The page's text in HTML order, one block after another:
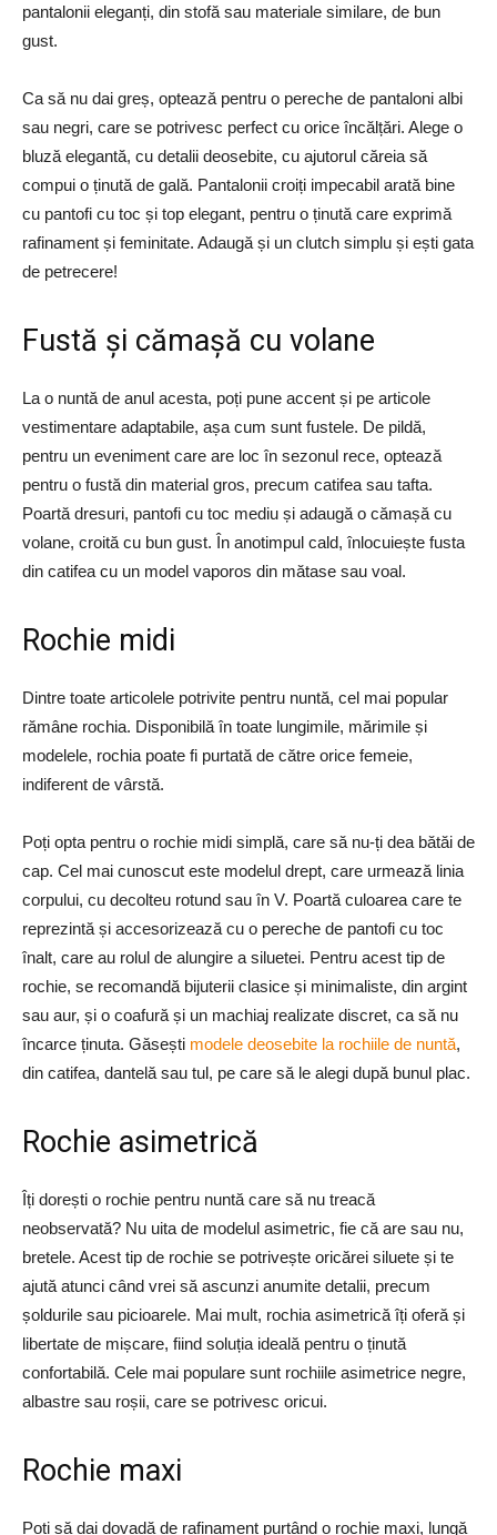
pantalonii eleganți, din stofă sau materiale similare, de bun
gust.
Ca să nu dai greș, optează pentru o pereche de pantaloni albi
sau negri, care se potrivesc perfect cu orice încălțări. Alege o
bluză elegantă, cu detalii deosebite, cu ajutorul căreia să
compui o ținută de gală. Pantalonii croiți impecabil arată bine
cu pantofi cu toc și top elegant, pentru o ținută care exprimă
rafinament și feminitate. Adaugă și un clutch simplu și ești gata
de petrecere!
Fustă și cămașă cu volane
La o nuntă de anul acesta, poți pune accent și pe articole
vestimentare adaptabile, așa cum sunt fustele. De pildă,
pentru un eveniment care are loc în sezonul rece, optează
pentru o fustă din material gros, precum catifea sau tafta.
Poartă dresuri, pantofi cu toc mediu și adaugă o cămașă cu
volane, croită cu bun gust. În anotimpul cald, înlocuiește fusta
din catifea cu un model vaporos din mătase sau voal.
Rochie midi
Dintre toate articolele potrivite pentru nuntă, cel mai popular
rămâne rochia. Disponibilă în toate lungimile, mărimile și
modelele, rochia poate fi purtată de către orice femeie,
indiferent de vârstă.
Poți opta pentru o rochie midi simplă, care să nu-ți dea bătăi de
cap. Cel mai cunoscut este modelul drept, care urmează linia
corpului, cu decolteu rotund sau în V. Poartă culoarea care te
reprezintă și accesorizează cu o pereche de pantofi cu toc
înalt, care au rolul de alungire a siluetei. Pentru acest tip de
rochie, se recomandă bijuterii clasice și minimaliste, din argint
sau aur, și o coafură și un machiaj realizate discret, ca să nu
încarce ținuta. Găsești modele deosebite la rochiile de nuntă,
din catifea, dantelă sau tul, pe care să le alegi după bunul plac.
Rochie asimetrică
Îți dorești o rochie pentru nuntă care să nu treacă
neobservată? Nu uita de modelul asimetric, fie că are sau nu,
bretele. Acest tip de rochie se potrivește oricărei siluete și te
ajută atunci când vrei să ascunzi anumite detalii, precum
șoldurile sau picioarele. Mai mult, rochia asimetrică îți oferă și
libertate de mișcare, fiind soluția ideală pentru o ținută
confortabilă. Cele mai populare sunt rochiile asimetrice negre,
albastre sau roșii, care se potrivesc oricui.
Rochie maxi
Poți să dai dovadă de rafinament purtând o rochie maxi, lungă